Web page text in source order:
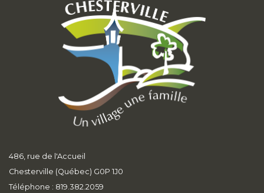
486, rue de l'Accueil
Chesterville (Québec) G0P 1J0
Téléphone : 819.382.2059